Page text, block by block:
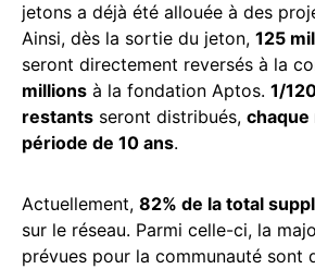
jetons a déjà été allouée à des
Ainsi, dès la sortie du jeton, 125
seront directement reversés à la
millions à la fondation Aptos. 1/
restants seront distribués, chaque
période de 10 ans.
Actuellement, 82% de la total
sur le réseau. Parmi celle-ci, la
prévues pour la communauté sont